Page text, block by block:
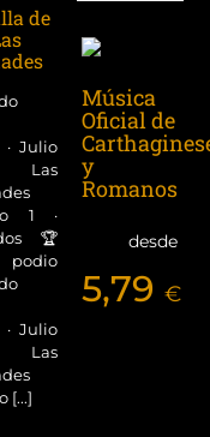
de
· Julio
Las
1 ·
🏆
· Julio
Las
[...]
Música
Oficial de
y
Romanos
desde
5,79€